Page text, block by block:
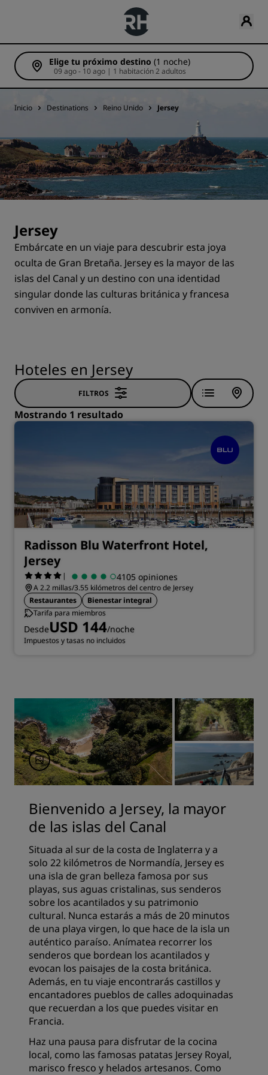
Elige tu próximo destino (1 noche)
09 ago - 10 ago | 1 habitación 2 adultos
Inicio Destinations Reino Unido Jersey
Jersey
Embárcate en un viaje para descubrir esta joya
oculta de Gran Bretaña. Jersey es la mayor de las
islas del Canal y un destino con una identidad
singular donde las culturas británica y francesa
conviven en armonía.
Hoteles en Jersey
FILTROS
Mostrando 1 resultado
Radisson Blu Waterfront Hotel,
Jersey
| 4105 opiniones
A 2.2 millas/3.55 kilómetros del centro de Jersey
Restaurantes
Bienestar integral
Tarifa para miembros
DesdeUSD 144/noche
Impuestos y tasas no incluidos
Bienvenido a Jersey, la mayor
de las islas del Canal
Situada al sur de la costa de Inglaterra y a
solo 22 kilómetros de Normandía, Jersey es
una isla de gran belleza famosa por sus
playas, sus aguas cristalinas, sus senderos
sobre los acantilados y su patrimonio
cultural. Nunca estarás a más de 20 minutos
de una playa virgen, lo que hace de la isla un
auténtico paraíso. Anímatea recorrer los
senderos que bordean los acantilados y
evocan los paisajes de la costa británica.
Además, en tu viaje encontrarás castillos y
encantadores pueblos de calles adoquinadas
que recuerdan a los que puedes visitar en
Francia.
Haz una pausa para disfrutar de la cocina
local, como las famosas patatas Jersey Royal,
marisco fresco y helados artesanos. Como